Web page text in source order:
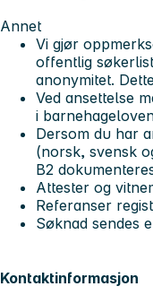
Annet
Vi gjør
offentlig
anonymitet.
Ved ansettelse
i
Dersom du har
(norsk, svensk
B2
Attester og
Referanser
Søknad sendes
Kontaktinformasjon